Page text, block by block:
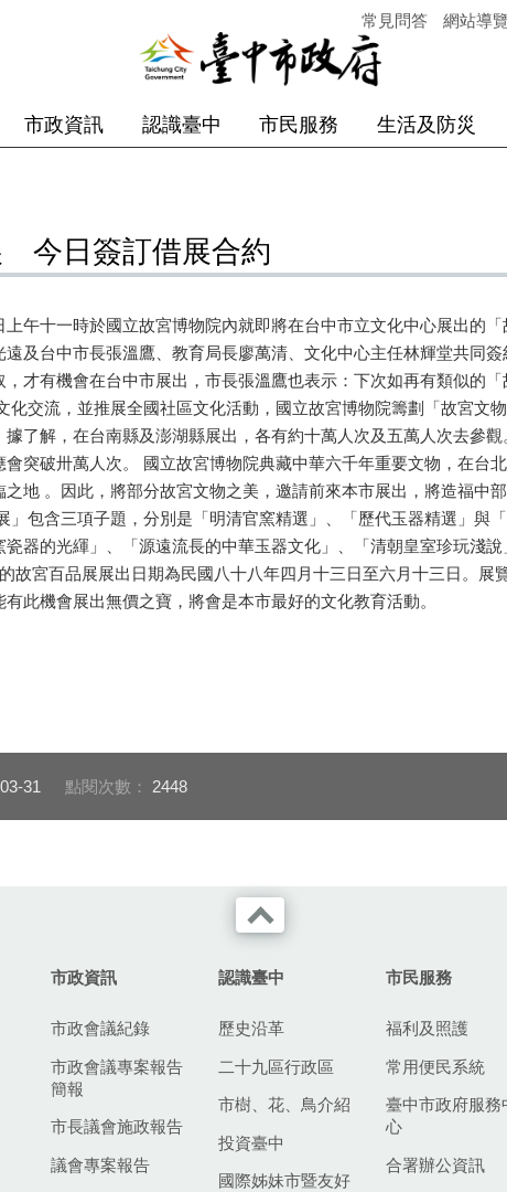
常見問答 網站導
市政資訊 認識臺中 市民服務 生活及防災
今日簽訂借展合約
午十一時於國立故宮博物院內就即將在台中市立文化中心展出的
遠及台中市長張溫鷹、教育局長廖萬清、文化中心主任林輝堂共
才有機會在台中市展出，市長張溫鷹也表示：下次如再有類似的
化交流，並推展全國社區文化活動，國立故宮博物院籌劃「故宮文
了解，在台南縣及澎湖縣展出，各有約十萬人次及五萬人次去參
突破卅萬人次。 國立故宮博物院典藏中華六千年重要文物，在台
地 。因此，將部分故宮文物之美，邀請前來本市展出，將造福中
含三項子題，分別是「明清官窯精選」、「歷代玉器精選」與
器的光緷」、「源遠流長的中華玉器文化」、「清朝皇室珍玩淺
百品展展出日期為民國八十八年四月十三日至六月十三日。展
此機會展出無價之寶，將會是本市最好的文化教育活動。
31 點閱次數： 2448
市政資訊
市政會議紀錄
市政會議專案報告
簡報
市長議會施政報告
議會專案報告
認識臺中
歷史沿革
二十九區行政區
市樹、花、鳥介紹
投資臺中
國際姊妹市暨友好
市民服務
福利及照護
常用便民系統
臺中市政府服務
心
合署辦公資訊